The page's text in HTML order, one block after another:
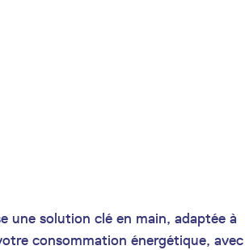
une solution clé en main, adaptée à
consommation énergétique, avec